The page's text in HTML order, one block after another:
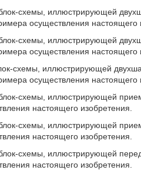
схемы, иллюстрирующей
осуществления настоящего
схемы, иллюстрирующей
осуществления настоящего
схемы, иллюстрирующей
осуществления настоящего
схемы, иллюстрирующей
настоящего изобретения.
схемы, иллюстрирующей
настоящего изобретения.
схемы, иллюстрирующей
настоящего изобретения.